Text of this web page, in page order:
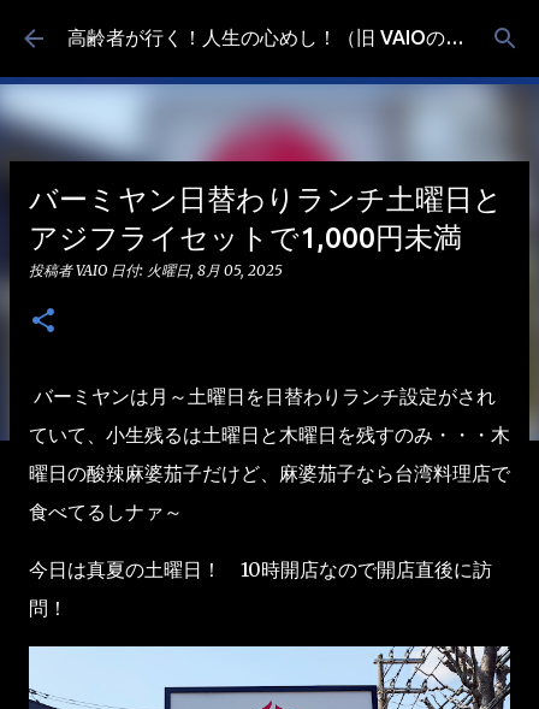
スキップしてメイン コンテンツに移動 高齢者が行く！人生の心めし！（旧 VAIOの食べ歩き）
バーミヤン日替わりランチ土曜日と
アジフライセットで1,000円未満
投稿者VAIO 日付: 火曜日, 8月 05, 2025
バーミヤンは月～土曜日を日替わりランチ設定がされ
ていて、小生残るは土曜日と木曜日を残すのみ・・・木
曜日の酸辣麻婆茄子だけど、麻婆茄子なら台湾料理店で
食べてるしナァ～
今日は真夏の土曜日！ 10時開店なので開店直後に訪
問！